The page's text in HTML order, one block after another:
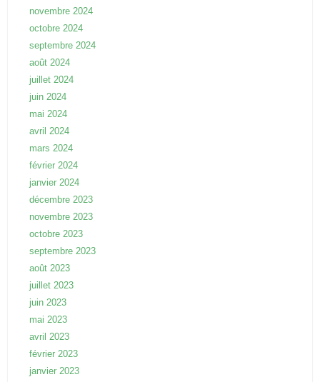
novembre 2024
octobre 2024
septembre 2024
août 2024
juillet 2024
juin 2024
mai 2024
avril 2024
mars 2024
février 2024
janvier 2024
décembre 2023
novembre 2023
octobre 2023
septembre 2023
août 2023
juillet 2023
juin 2023
mai 2023
avril 2023
février 2023
janvier 2023